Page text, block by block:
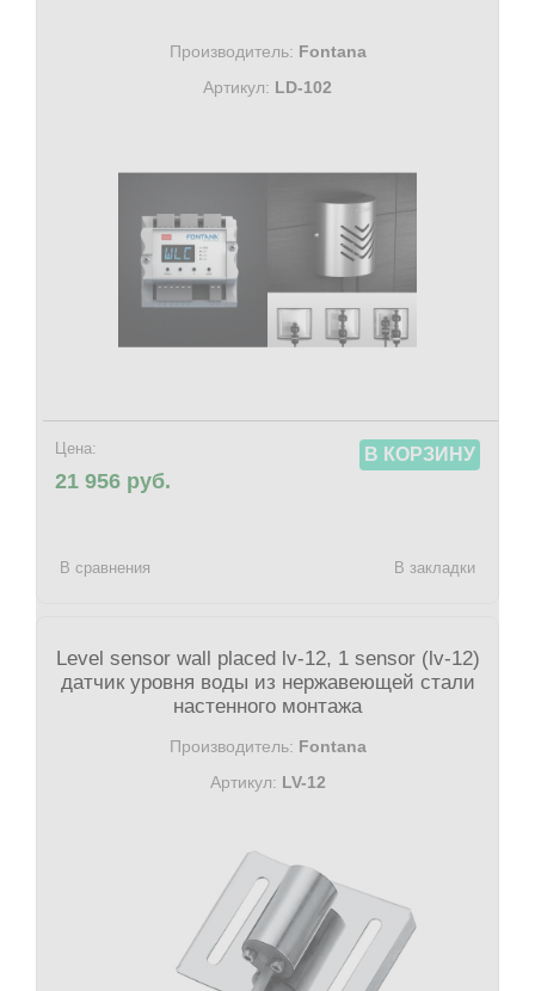
Производитель: Fontana
Артикул: LD-102
Цена:
21 956 руб.
В КОРЗИНУ
В сравнения В закладки
Level sensor wall placed lv-12, 1 sensor (lv-12)
датчик уровня воды из нержавеющей стали
настенного монтажа
Производитель: Fontana
Артикул: LV-12